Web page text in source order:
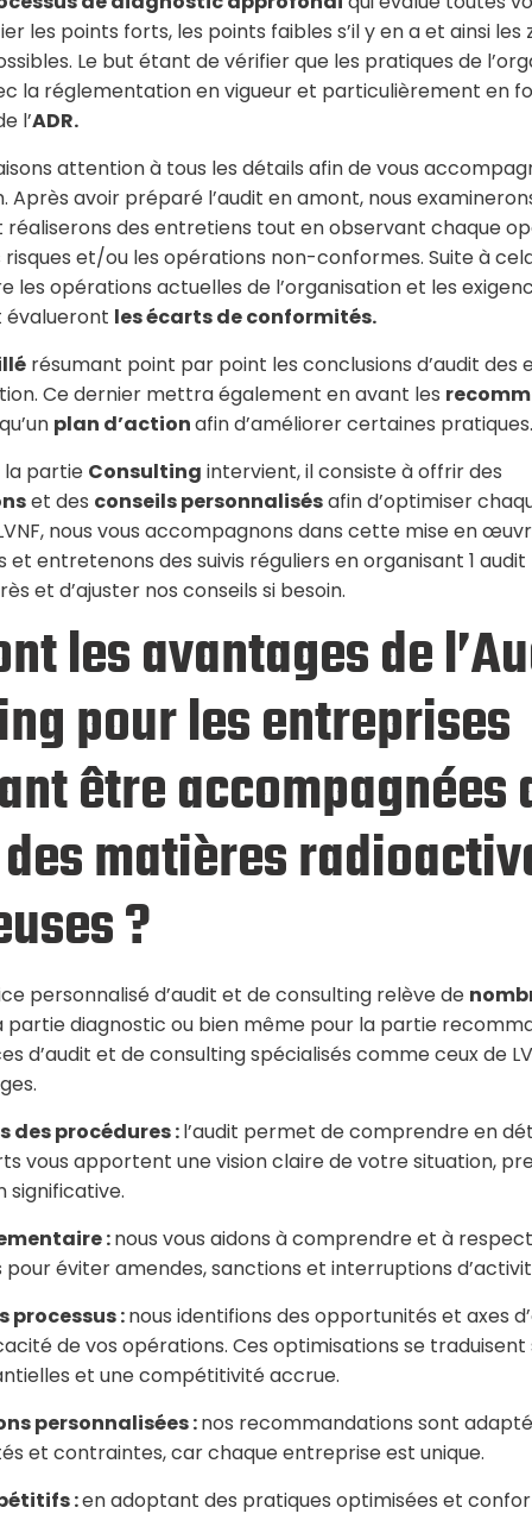
les points forts, les points faibles s’il y en a et ainsi les
Le but étant de vérifier que les pratiques de
la réglementation en vigueur et particulièrement en
l’ADR.
attention à tous les détails afin de vous
Après avoir préparé l’audit en amont, nous
des entretiens tout en observant chaque
risques et/ou les opérations non-conformes. Suite à
les opérations actuelles de l’organisation et les
les écarts de conformités.
résumant point par point les conclusions d’audit des
Ce dernier mettra également en avant les
plan d’actionafin d’améliorer certaines pratiques.
la partie Consulting intervient, il consiste à offrir des
et des conseils personnalisésafin d’optimiser
nous vous accompagnons dans cette mise en
entretenons des suivis réguliers en organisant 1 audit
et d’ajuster nos conseils si besoin.
les avantages de
pour les entreprises
être accompagnées
matières
?
personnalisé d’audit et de consulting relève de
partie diagnostic ou bien même pour la partie
d’audit et de consulting spécialisés comme ceux de
des procédures :l’audit permet de comprendre en
vous apportent une vision claire de votre situation,
significative.
:nous vous aidons à comprendre et à
pour éviter amendes, sanctions et interruptions
processus :nous identifions des opportunités et axes
de vos opérations. Ces optimisations se
et une compétitivité accrue.
personnalisées :nos recommandations sont
et contraintes, car chaque entreprise est unique.
:en adoptant des pratiques optimisées et